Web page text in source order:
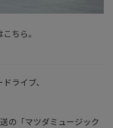
ちら。
ライブ、
の「マツダミュージック